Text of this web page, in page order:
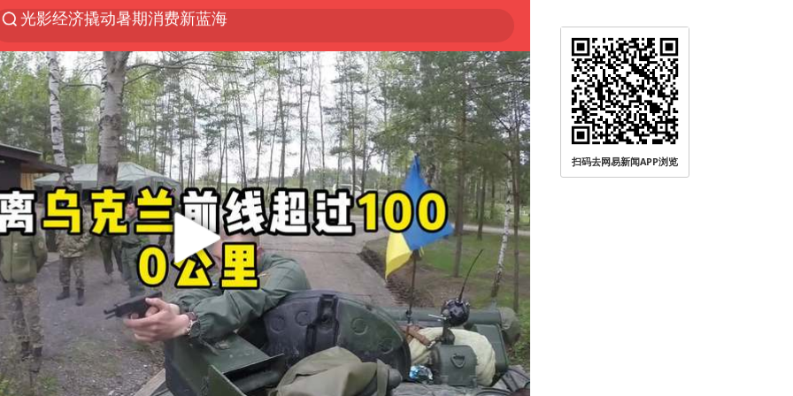
马克·艾伦退出斯诺克中国公开赛
新疆优化调整景区内自驾服务费
上四休三，但降薪1000元，你接受吗？
央视新主播李秋莹孙亚鹏亮相
情侣平潭拍日出坠崖1死1伤
老挝国会主席赛宋蓬逝世
黄金牛市回来了吗
茅台部分直营店飞天茅台提价
全民健身事业高质量发展
台当局重金为“台独”织“皇帝新衣”
几元成本的AI广告导致千万市值蒸发
扫码去网易新闻APP浏览